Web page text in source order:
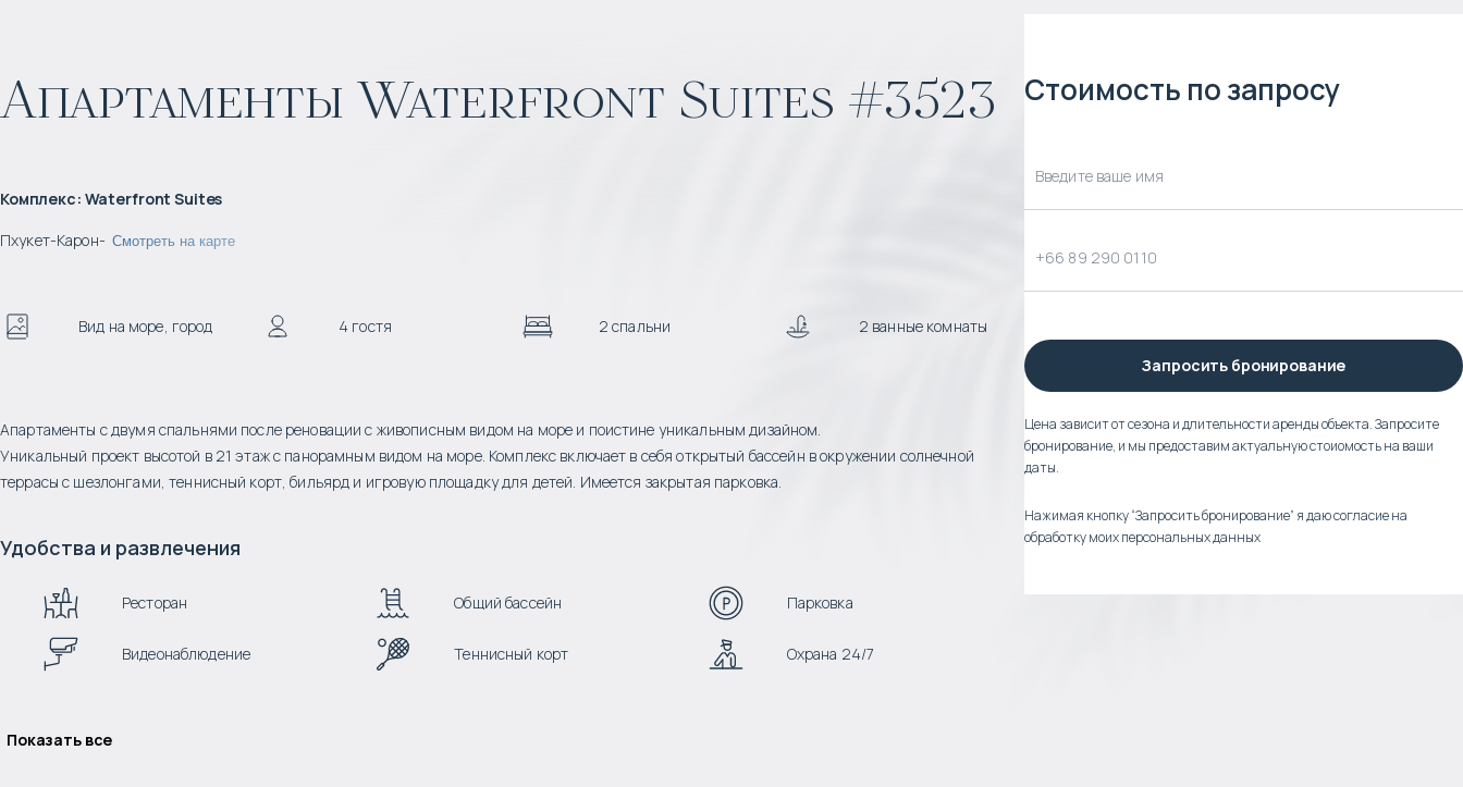
Апартаменты Waterfront Suites #3523
Комплекс: Waterfront Suites
Пхукет-Карон- Смотреть на карте
Вид на море, город 4 гостя 2 спальни 2 ванные комнаты
Апартаменты с двумя спальнями после реновации с живописным видом на море и поистине уникальным дизайном.
Уникальный проект высотой в 21 этаж с панорамным видом на море. Комплекс включает в себя открытый бассейн в окружении солнечной
террасы с шезлонгами, теннисный корт, бильярд и игровую площадку для детей. Имеется закрытая парковка.
Удобства и развлечения
Ресторан Общий бассейн Парковка
Видеонаблюдение Теннисный корт Охрана 24/7
Показать все
Стоимость по запросу
Запросить бронирование
Цена зависит от сезона и длительности аренды объекта. Запросите
бронирование, и мы предоставим актуальную стоиомость на ваши
даты.
Нажимая кнопку “Запросить бронирование” я даю согласие на
обработку моих персональных данных